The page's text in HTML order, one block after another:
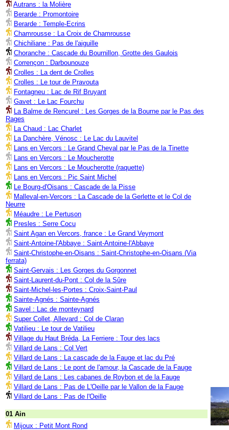
Autrans : la Molière
Berarde : Promontoire
Berarde : Temple-Ecrins
Chamrousse : La Croix de Chamrousse
Chichiliane : Pas de l'aiguille
Choranche : Cascade du Bournillon, Grotte des Gaulois
Corrençon : Darbounouze
Crolles : La dent de Crolles
Crolles : Le tour de Pravouta
Fontagneu : Lac de Rif Bruyant
Gavet : Le Lac Fourchu
La Balme de Rencurel : Les Gorges de la Bourne par le Pas des
Rages
La Chaud : Lac Charlet
La Danchère, Vénosc : Le Lac du Lauvitel
Lans en Vercors : Le Grand Cheval par le Pas de la Tinette
Lans en Vercors : Le Moucherotte
Lans en Vercors : Le Moucherotte (raquette)
Lans en Vercors : Pic Saint Michel
Le Bourg-d'Oisans : Cascade de la Pisse
Malleval-en-Vercors : La Cascade de la Gerlette et le Col de
Neurre
Méaudre : Le Pertuson
Presles : Serre Cocu
Saint Agan en Vercors, france : Le Grand Veymont
Saint-Antoine-l'Abbaye : Saint-Antoine-l'Abbaye
Saint-Christophe-en-Oisans : Saint-Christophe-en-Oisans (Via
ferrata)
Saint-Gervais : Les Gorges du Gorgonnet
Saint-Laurent-du-Pont : Col de la Sûre
Saint-Michel-les-Portes : Croix-Saint-Paul
Sainte-Agnés : Sainte-Agnés
Savel : Lac de monteynard
Super Collet, Allevard : Col de Claran
Vatilieu : Le tour de Vatilieu
Village du Haut Bréda, La Ferriere : Tour des lacs
Villard de Lans : Col Vert
Villard de Lans : La cascade de la Fauge et lac du Pré
Villard de Lans : Le pont de l'amour, la Cascade de la Fauge
Villard de Lans : Les cabanes de Roybon et de la Fauge
Villard de Lans : Pas de L'Oeille par le Vallon de la Fauge
Villard de Lans : Pas de l'Oeille
01 Ain
Mijoux : Petit Mont Rond